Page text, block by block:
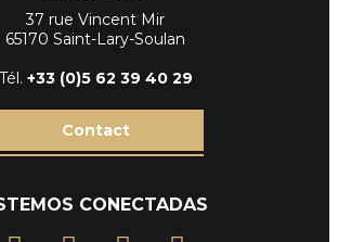
37 rue Vincent Mir
65170 Saint-Lary-Soulan
Tél. +33 (0)5 62 39 40 29
Contact
CONECTADAS